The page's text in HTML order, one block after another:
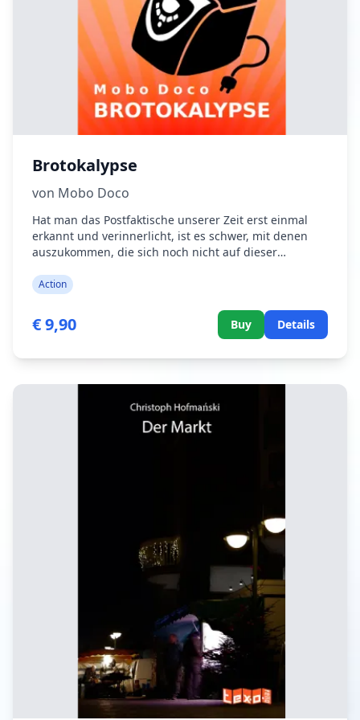
Brotokalypse
von Mobo Doco
Hat man das Postfaktische unserer Zeit erst einmal
erkannt und verinnerlicht, ist es schwer, mit denen
auszukommen, die sich noch nicht auf dieser
Erforschung der Tiefe seelischer Absurditäten
beschäftigt sich der Dacapo - ganz nebenbei. Leicht,
ja nahezu lässig, schlendert er in eine apokalyptische
Lebens hinein. Sieben Prüfungen sind ihm auferlegt
und jede Bewältigung einer davon, hebt ihn auf eine
nicht ganz legal stellt er gleichzeitig die Grundlagen
der Ernährung und der Verbrechensbekämpfung um.
Action
€ 9,90 Buy Details